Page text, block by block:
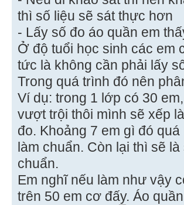
thì số liệu sẽ sát thực hơn
- Lấy số đo áo quần em
Ở độ tuổi học sinh các em
tức là không cần phải lấy
Trong quá trình đó nên
Ví dụ: trong 1 lớp có 30
vượt trội thôi mình sẽ xếp
đo. Khoảng 7 em gì đó
làm chuẩn. Còn lại thì sẽ
chuẩn.
Em nghĩ nếu làm như vậy
trên 50 em cơ đấy. Áo